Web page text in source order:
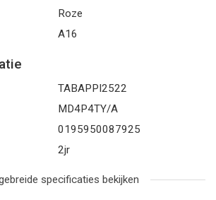
Roze
A16
TABAPPI2522
MD4P4TY/A
0195950087925
2jr
specificaties bekijken